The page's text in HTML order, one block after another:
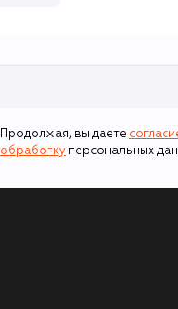
Продолжая, вы даете
обработку персональных